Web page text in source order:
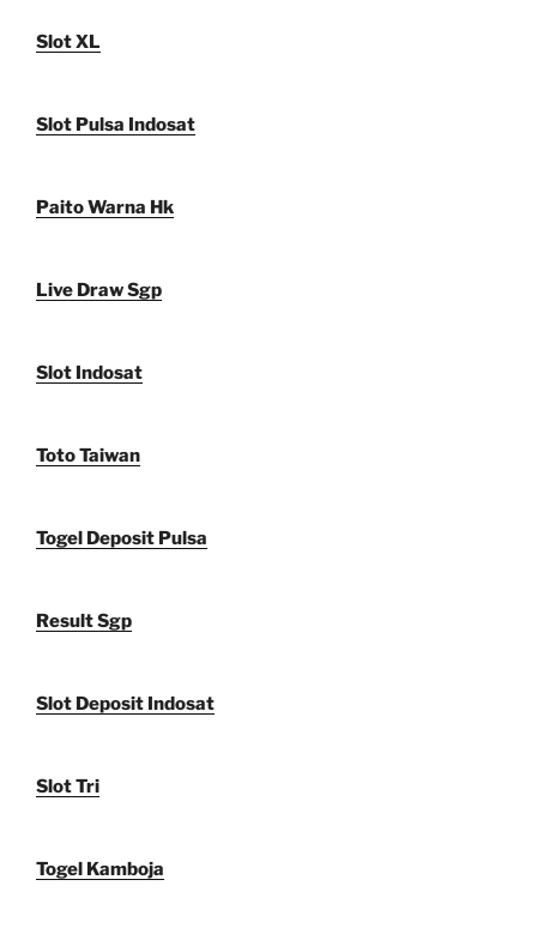
Slot XL
Slot Pulsa Indosat
Paito Warna Hk
Live Draw Sgp
Slot Indosat
Toto Taiwan
Togel Deposit Pulsa
Result Sgp
Slot Deposit Indosat
Slot Tri
Togel Kamboja